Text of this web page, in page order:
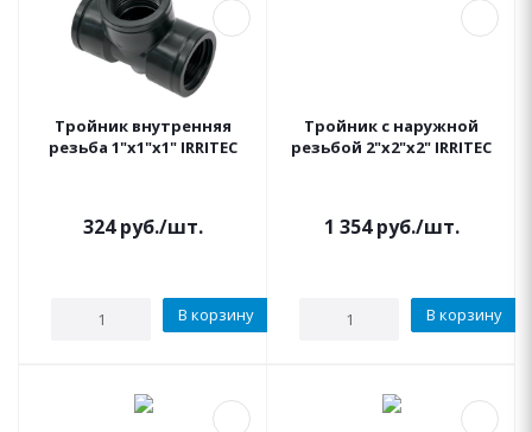
Тройник внутренняя
резьба 1"x1"x1" IRRITEC
324руб./шт.
В корзину
Тройник с наружной
резьбой 2"x2"x2" IRRITEC
1 354руб./шт.
В корзину